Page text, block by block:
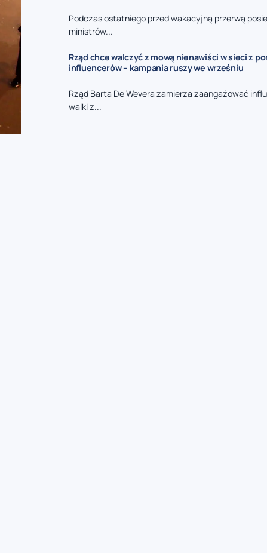
Podczas ostatniego przed wakacyjną przerwą
ministrów...
Rząd chce walczyć z mową nienawiści w sieci z
influencerów – kampania ruszy we wrześniu
Rząd Barta De Wevera zamierza zaangażować
walki z...